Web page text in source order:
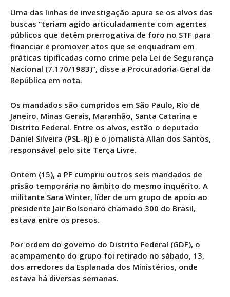
Uma das linhas de investigação apura se os alvos das
buscas “teriam agido articuladamente com agentes
públicos que detêm prerrogativa de foro no STF para
financiar e promover atos que se enquadram em
práticas tipificadas como crime pela Lei de Segurança
Nacional (7.170/1983)”, disse a Procuradoria-Geral da
República em nota.
Os mandados são cumpridos em São Paulo, Rio de
Janeiro, Minas Gerais, Maranhão, Santa Catarina e
Distrito Federal. Entre os alvos, estão o deputado
Daniel Silveira (PSL-RJ) e o jornalista Allan dos Santos,
responsável pelo site Terça Livre.
Ontem (15), a PF cumpriu outros seis mandados de
prisão temporária no âmbito do mesmo inquérito. A
militante Sara Winter, líder de um grupo de apoio ao
presidente Jair Bolsonaro chamado 300 do Brasil,
estava entre os presos.
Por ordem do governo do Distrito Federal (GDF), o
acampamento do grupo foi retirado no sábado, 13,
dos arredores da Esplanada dos Ministérios, onde
estava há diversas semanas.